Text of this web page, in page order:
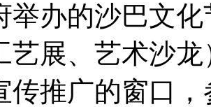
举办的沙巴文
艺展、艺术沙
传推广的窗口